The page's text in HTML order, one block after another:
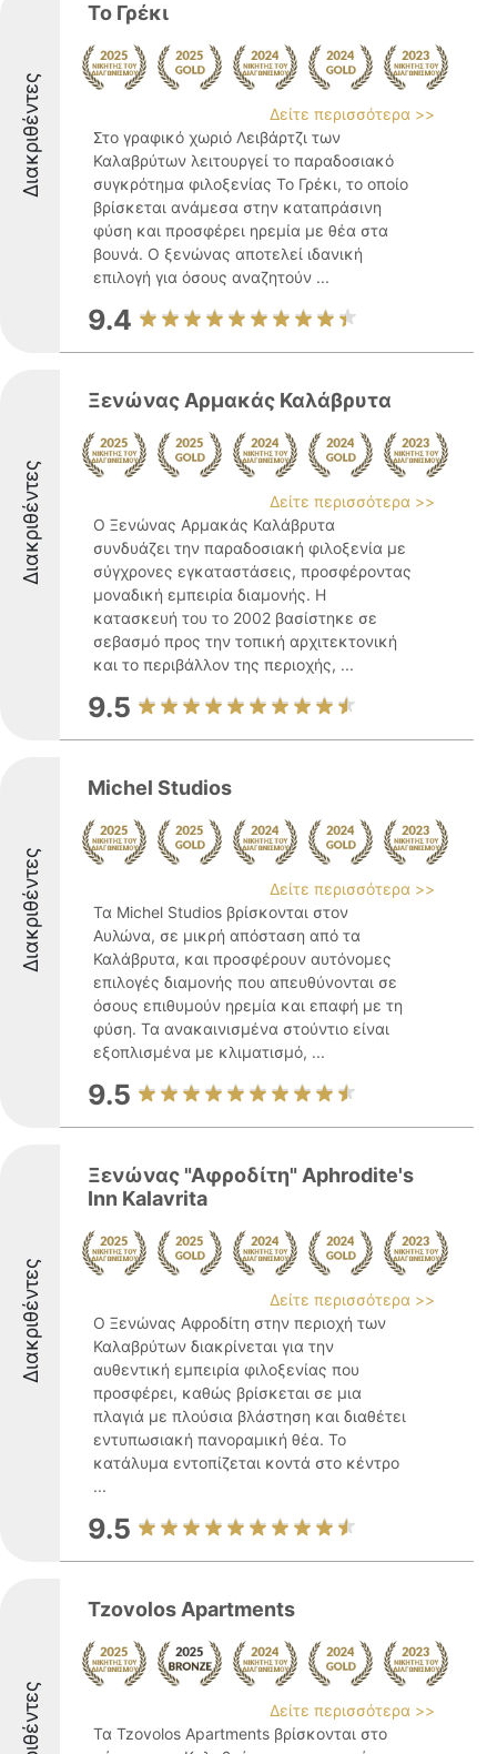
Διακριθέντες
Το Γρέκι
Δείτε περισσότερα >>
Στο γραφικό χωριό Λειβάρτζι των
Καλαβρύτων λειτουργεί το παραδοσιακό
συγκρότημα φιλοξενίας Το Γρέκι, το οποίο
βρίσκεται ανάμεσα στην καταπράσινη
φύση και προσφέρει ηρεμία με θέα στα
βουνά. Ο ξενώνας αποτελεί ιδανική
επιλογή για όσους αναζητούν ...
9.4
Διακριθέντες
Ξενώνας Αρμακάς Καλάβρυτα
Δείτε περισσότερα >>
Ο Ξενώνας Αρμακάς Καλάβρυτα
συνδυάζει την παραδοσιακή φιλοξενία με
σύγχρονες εγκαταστάσεις, προσφέροντας
μοναδική εμπειρία διαμονής. Η
κατασκευή του το 2002 βασίστηκε σε
σεβασμό προς την τοπική αρχιτεκτονική
και το περιβάλλον της περιοχής, ...
9.5
Διακριθέντες
Michel Studios
Δείτε περισσότερα >>
Τα Michel Studios βρίσκονται στον
Αυλώνα, σε μικρή απόσταση από τα
Καλάβρυτα, και προσφέρουν αυτόνομες
επιλογές διαμονής που απευθύνονται σε
όσους επιθυμούν ηρεμία και επαφή με τη
φύση. Τα ανακαινισμένα στούντιο είναι
εξοπλισμένα με κλιματισμό, ...
9.5
Διακριθέντες
Ξενώνας "Αφροδίτη" Aphrodite's
Inn Kalavrita
Δείτε περισσότερα >>
Ο Ξενώνας Αφροδίτη στην περιοχή των
Καλαβρύτων διακρίνεται για την
αυθεντική εμπειρία φιλοξενίας που
προσφέρει, καθώς βρίσκεται σε μια
πλαγιά με πλούσια βλάστηση και διαθέτει
εντυπωσιακή πανοραμική θέα. Το
κατάλυμα εντοπίζεται κοντά στο κέντρο
...
9.5
Tzovolos Apartments
Δείτε περισσότερα >>
Τα Tzovolos Apartments βρίσκονται στο